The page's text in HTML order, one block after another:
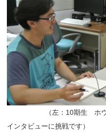
（左：10期生 ホ
インタビューに挑戦です）